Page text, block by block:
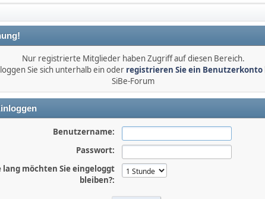
Nur registrierte Mitglieder haben Zugriff auf diesen Bereich.
Sie sich unterhalb ein oder registrieren Sie ein Benutzerkonto
SiBe-Forum
Benutzername:
Passwort:
lang möchten Sie eingeloggt
bleiben?: